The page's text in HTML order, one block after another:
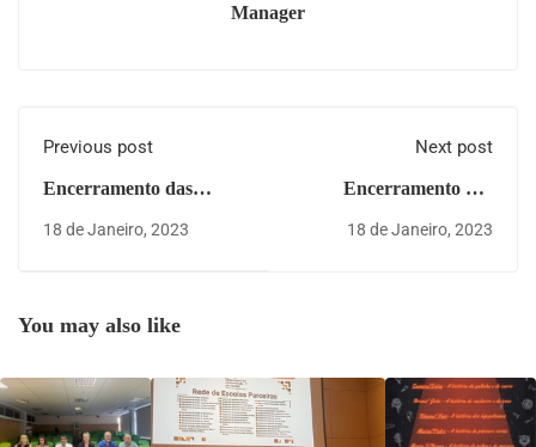
Manager
Previous post
Encerramento das
Montalegre e Básica e
18 de Janeiro, 2023
Next post
Encerramento das
Agrupamento
18 de Janeiro, 2023
You may also like